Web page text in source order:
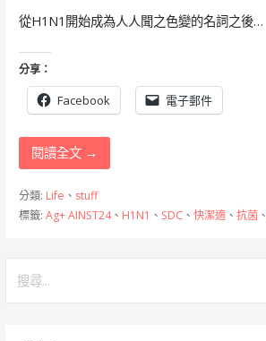
從H1N1開始成為人人聞之色變的名詞之後…
分享：
Facebook 電子郵件
閱讀全文 →
分類: Life 、 stuff
標籤: Ag+ AINST24、 H1N1 、 SDC、 快潔適、 抗菌、